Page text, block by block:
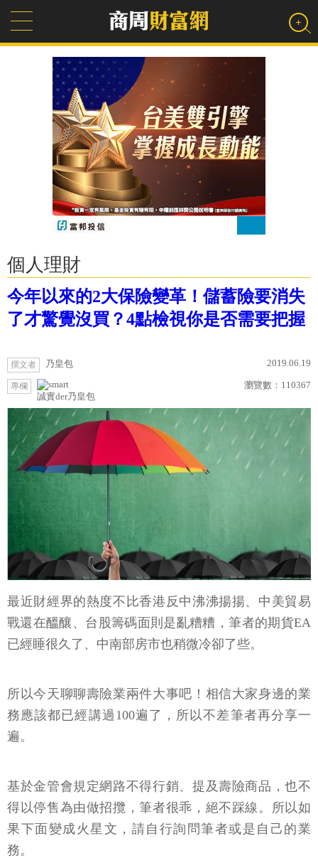
個人理財
今年以來的2大保險變革！儲蓄險要消失
了才驚覺沒買？4點檢視你是否需要把握
撰文者 乃皇包 2019.06.19
專欄
誠實der乃皇包
瀏覽數： 110367
最近財經界的熱度不比香港反中沸沸揚揚、中美貿易
戰還在醞釀、台股籌碼面則是亂糟糟，筆者的期貨EA
已經睡很久了、中南部房市也稍微冷卻了些。
所以今天聊聊壽險業兩件大事吧！相信大家身邊的業
務應該都已經講過100遍了，所以不差筆者再分享一
遍。
基於金管會規定網路不得行銷、提及壽險商品，也不
得以停售為由做招攬，筆者很乖，絕不踩線。所以如
果下面變成火星文，請自行詢問筆者或是自己的業
務。